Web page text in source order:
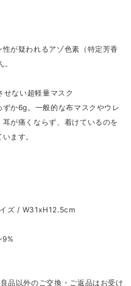
が疑われるアゾ色素（特定芳香
ない超軽量マスク
か6g。一般的な布マスクやウレ
が痛くならず、着けているのを
ます。
ズ / W31xH12.5cm
9%
品以外のご交換・ご返品はお受け